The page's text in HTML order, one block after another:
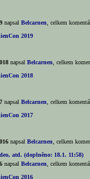
napsal Belcarnen , celkem
2019
napsal Belcarnen , celkem
2018
napsal Belcarnen , celkem
2017
napsal Belcarnen , celkem
atd. (doplněno: 18.1. 11:58)
napsal Belcarnen , celkem
2016